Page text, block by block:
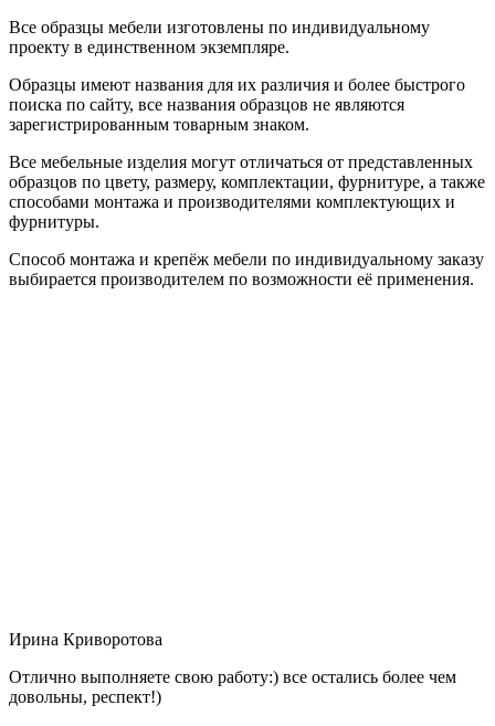
Все образцы мебели изготовлены по индивидуальному
проекту в единственном экземпляре.
Образцы имеют названия для их различия и более быстрого
поиска по сайту, все названия образцов не являются
зарегистрированным товарным знаком.
Все мебельные изделия могут отличаться от представленных
образцов по цвету, размеру, комплектации, фурнитуре, а также
способами монтажа и производителями комплектующих и
фурнитуры.
Способ монтажа и крепёж мебели по индивидуальному заказу
выбирается производителем по возможности её применения.
Ирина Криворотова
Отлично выполняете свою работу:) все остались более чем
довольны, респект!)